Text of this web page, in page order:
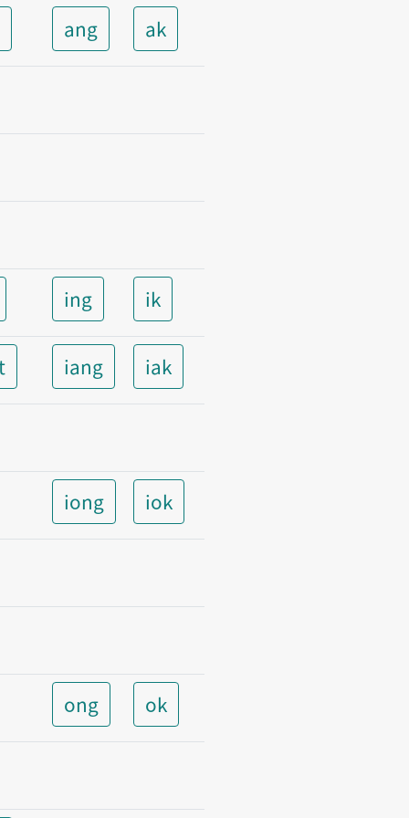
ang ak
ing ik
iang iak
iong iok
ong ok